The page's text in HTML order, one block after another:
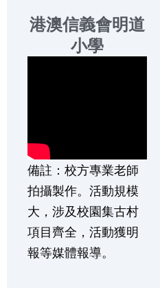
港澳信義會明道
小學
備註：校方專業老師
拍攝製作。活動規模
大，涉及校園集古村
項目齊全，活動獲明
報等媒體報導。